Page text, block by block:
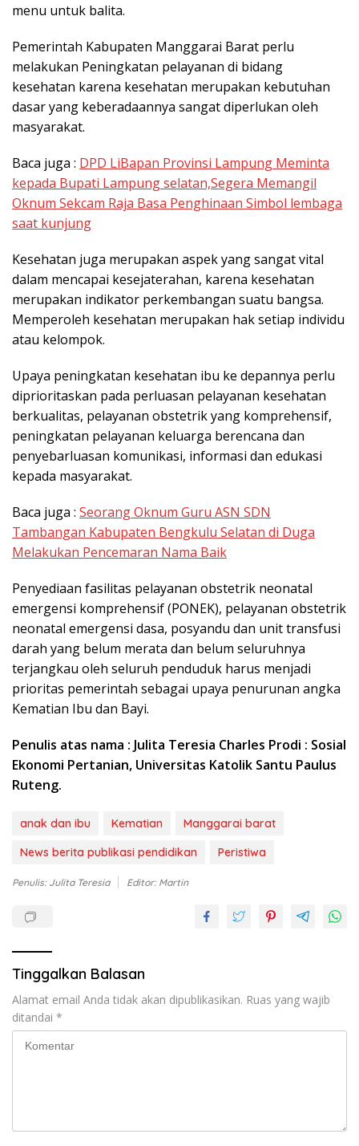
menu untuk balita.
Pemerintah Kabupaten Manggarai Barat perlu
melakukan Peningkatan pelayanan di bidang
kesehatan karena kesehatan merupakan kebutuhan
dasar yang keberadaannya sangat diperlukan oleh
masyarakat.
Baca juga : DPD LiBapan Provinsi Lampung Meminta
kepada Bupati Lampung selatan,Segera Memangil
Oknum Sekcam Raja Basa Penghinaan Simbol lembaga
saat kunjung
Kesehatan juga merupakan aspek yang sangat vital
dalam mencapai kesejaterahan, karena kesehatan
merupakan indikator perkembangan suatu bangsa.
Memperoleh kesehatan merupakan hak setiap individu
atau kelompok.
Upaya peningkatan kesehatan ibu ke depannya perlu
diprioritaskan pada perluasan pelayanan kesehatan
berkualitas, pelayanan obstetrik yang komprehensif,
peningkatan pelayanan keluarga berencana dan
penyebarluasan komunikasi, informasi dan edukasi
kepada masyarakat.
Baca juga : Seorang Oknum Guru ASN SDN
Tambangan Kabupaten Bengkulu Selatan di Duga
Melakukan Pencemaran Nama Baik
Penyediaan fasilitas pelayanan obstetrik neonatal
emergensi komprehensif (PONEK), pelayanan obstetrik
neonatal emergensi dasa, posyandu dan unit transfusi
darah yang belum merata dan belum seluruhnya
terjangkau oleh seluruh penduduk harus menjadi
prioritas pemerintah sebagai upaya penurunan angka
Kematian Ibu dan Bayi.
Penulis atas nama : Julita Teresia Charles Prodi : Sosial
Ekonomi Pertanian, Universitas Katolik Santu Paulus
Ruteng.
anak dan ibu Kematian
Manggarai barat
News berita publikasi pendidikan
Peristiwa
Penulis: Julita Teresia Editor: Martin
Tinggalkan Balasan
Alamat email Anda tidak akan dipublikasikan. Ruas yang wajib
ditandai *